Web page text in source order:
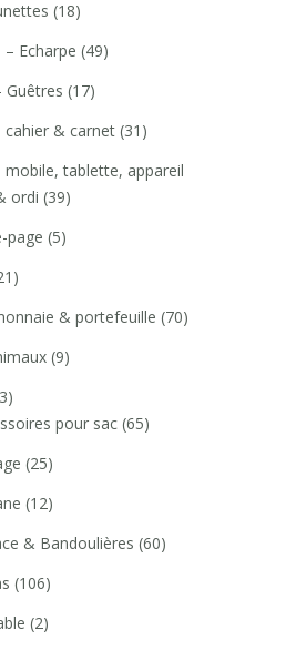
(18)
– Echarpe (49)
Guêtres (17)
cahier & carnet (31)
mobile, tablette, appareil
ordi (39)
page (5)
& portefeuille (70)
(9)
pour sac (65)
(25)
(12)
& Bandoulières (60)
(106)
(2)